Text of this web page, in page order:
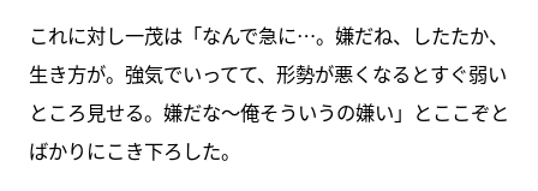
これに対し一茂は「なんで急に…。嫌だね、したたか、
生き方が。強気でいってて、形勢が悪くなるとすぐ弱い
ところ見せる。嫌だな～俺そういうの嫌い」とここぞと
ばかりにこき下ろした。